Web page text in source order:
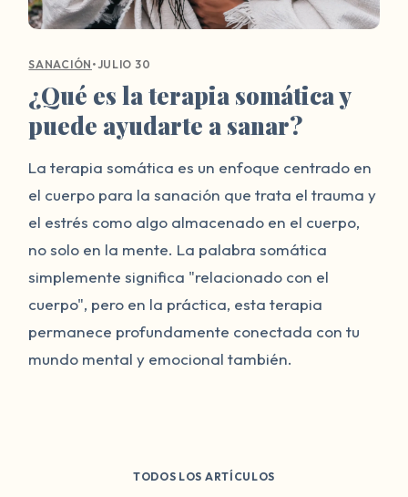
SANACIÓN •JULIO 30
¿Qué es la terapia somática y
puede ayudarte a sanar?
La terapia somática es un enfoque centrado en
el cuerpo para la sanación que trata el trauma y
el estrés como algo almacenado en el cuerpo,
no solo en la mente. La palabra somática
simplemente significa "relacionado con el
cuerpo", pero en la práctica, esta terapia
permanece profundamente conectada con tu
mundo mental y emocional también.
TODOS LOS ARTÍCULOS